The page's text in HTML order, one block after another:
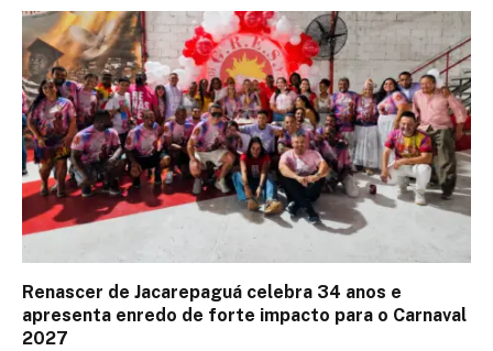
Renascer de Jacarepaguá celebra 34 anos e
apresenta enredo de forte impacto para o Carnaval
2027